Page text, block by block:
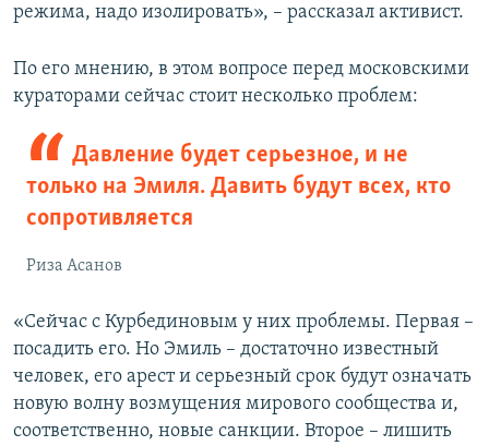
режима, надо изолировать», – рассказал активист.
По его мнению, в этом вопросе перед московскими
кураторами сейчас стоит несколько проблем:
Давление будет серьезное, и не
только на Эмиля. Давить будут всех, кто
сопротивляется
Риза Асанов
«Сейчас с Курбединовым у них проблемы. Первая –
посадить его. Но Эмиль – достаточно известный
человек, его арест и серьезный срок будут означать
новую волну возмущения мирового сообщества и,
соответственно, новые санкции. Второе – лишить